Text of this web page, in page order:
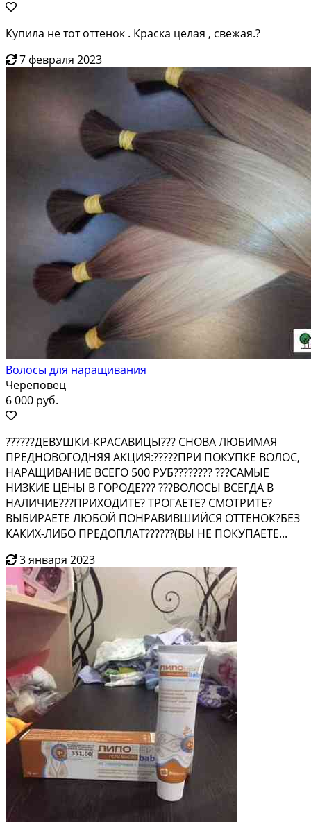
Купила не тот оттенок . Краска целая , свежая.?
7 февраля 2023
Волосы для наращивания
Череповец
6 000 руб.
??????ДЕВУШКИ-КРАСАВИЦЫ??? СНОВА ЛЮБИМАЯ
ПРЕДНОВОГОДНЯЯ АКЦИЯ:?????ПРИ ПОКУПКЕ ВОЛОС,
НАРАЩИВАНИЕ ВСЕГО 500 РУБ???????? ???САМЫЕ
НИЗКИЕ ЦЕНЫ В ГОРОДЕ??? ???ВОЛОСЫ ВСЕГДА В
НАЛИЧИЕ???ПРИХОДИТЕ? ТРОГАЕТЕ? СМОТРИТЕ?
ВЫБИРАЕТЕ ЛЮБОЙ ПОНРАВИВШИЙСЯ ОТТЕНОК?БЕЗ
КАКИХ-ЛИБО ПРЕДОПЛАТ??????(ВЫ НЕ ПОКУПАЕТЕ...
3 января 2023